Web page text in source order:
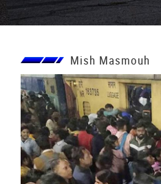
Mish Masmouh